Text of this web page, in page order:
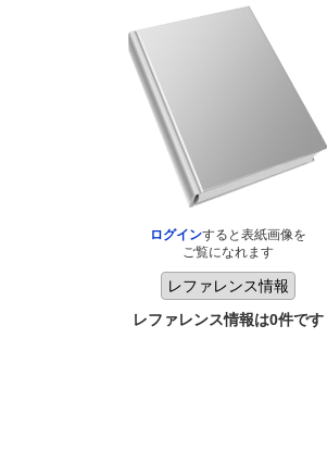
ログインすると表紙画像を
ご覧になれます
レファレンス情報は0件です